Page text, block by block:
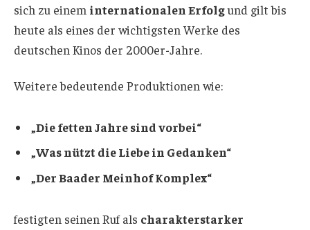
sich zu einem internationalen Erfolgund gilt bis
heute als eines der wichtigsten Werke des
deutschen Kinos der 2000er-Jahre.
Weitere bedeutende Produktionen wie:
„Die fetten Jahre sind vorbei“
„Was nützt die Liebe in Gedanken“
„Der Baader Meinhof Komplex“
festigten seinen Ruf als charakterstarker